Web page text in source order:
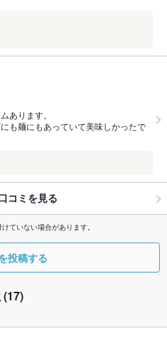
あります。
も麺にもあっていて美味しかったで
コミを見る
ていない場合があります。
投稿する
(17)